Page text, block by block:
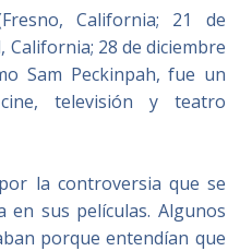
California; 21 de
28 de diciembre
Sam Peckinpah, fue un
televisión y teatro
la controversia que se
en sus películas. Algunos
porque entendían que